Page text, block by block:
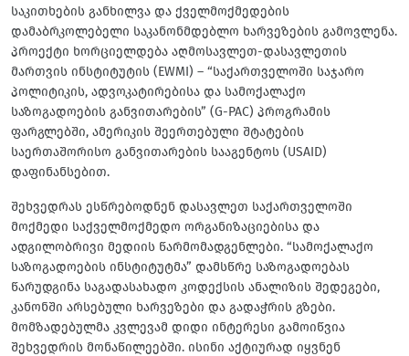
საკითხების განხილვა და ქველმოქმედების
დამაბრკოლებელი საკანონმდებლო ხარვეზების გამოვლენა.
პროექტი ხორციელდება აღმოსავლეთ-დასავლეთის
მართვის ინსტიტუტის (EWMI) – “საქართველოში საჯარო
პოლიტიკის, ადვოკატირებისა და სამოქალაქო
საზოგადოების განვითარების” (G-PAC) პროგრამის
ფარგლებში, ამერიკის შეერთებული შტატების
საერთაშორისო განვითარების სააგენტოს (USAID)
დაფინანსებით.
შეხვედრას ესწრებოდნენ დასავლეთ საქართველოში
მოქმედი საქველმოქმედო ორგანიზაციებისა და
ადგილობრივი მედიის წარმომადგენლები. “სამოქალაქო
საზოგადოების ინსტიტუტმა” დამსწრე საზოგადოებას
წარუდგინა საგადასახადო კოდექსის ანალიზის შედეგები,
კანონში არსებული ხარვეზები და გადაჭრის გზები.
მომზადებულმა კვლევამ დიდი ინტერესი გამოიწვია
შეხვედრის მონაწილეებში. ისინი აქტიურად იყვნენ